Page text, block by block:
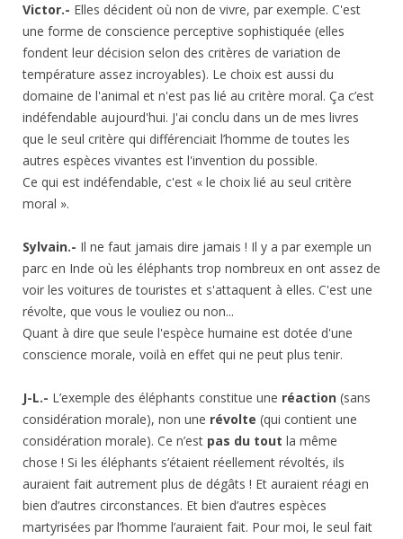
Victor.- Elles décident où non de vivre, par exemple. C'est
une forme de conscience perceptive sophistiquée (elles
fondent leur décision selon des critères de variation de
température assez incroyables). Le choix est aussi du
domaine de l'animal et n'est pas lié au critère moral. Ça c’est
indéfendable aujourd'hui. J'ai conclu dans un de mes livres
que le seul critère qui différenciait l’homme de toutes les
autres espèces vivantes est l'invention du possible.
Ce qui est indéfendable, c'est « le choix lié au seul critère
moral ».
Sylvain.- Il ne faut jamais dire jamais ! Il y a par exemple un
parc en Inde où les éléphants trop nombreux en ont assez de
voir les voitures de touristes et s'attaquent à elles. C'est une
révolte, que vous le vouliez ou non...
Quant à dire que seule l'espèce humaine est dotée d'une
conscience morale, voilà en effet qui ne peut plus tenir.
J-L.- L’exemple des éléphants constitue une réaction (sans
considération morale), non une révolte (qui contient une
considération morale). Ce n’est pas du tout la même
chose ! Si les éléphants s’étaient réellement révoltés, ils
auraient fait autrement plus de dégâts ! Et auraient réagi en
bien d’autres circonstances. Et bien d’autres espèces
martyrisées par l’homme l’auraient fait. Pour moi, le seul fait